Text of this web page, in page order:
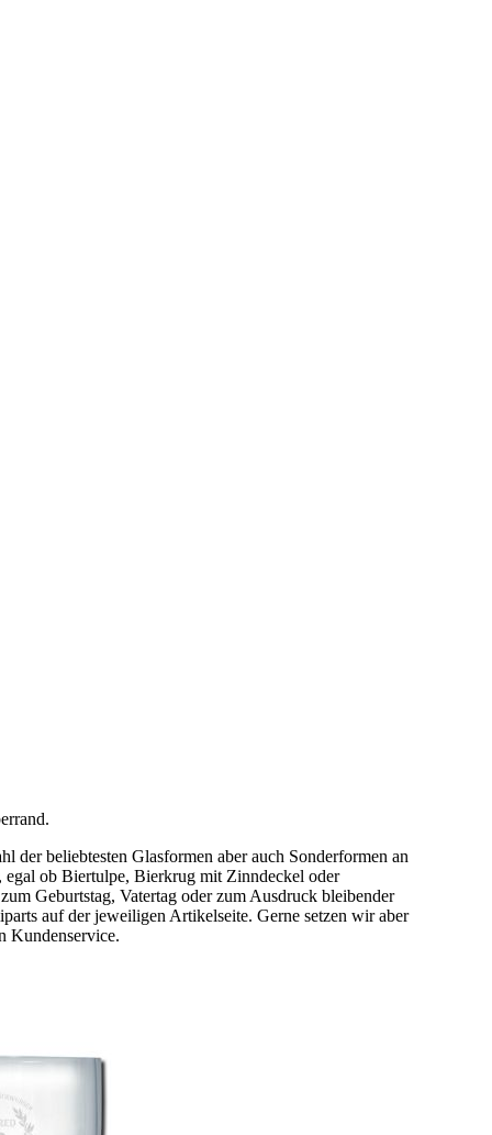
der beliebtesten Glasformen aber auch Sonderformen an
egal ob Biertulpe, Bierkrug mit Zinndeckel oder
Geburtstag, Vatertag oder zum Ausdruck bleibender
auf der jeweiligen Artikelseite. Gerne setzen wir aber
Kundenservice.